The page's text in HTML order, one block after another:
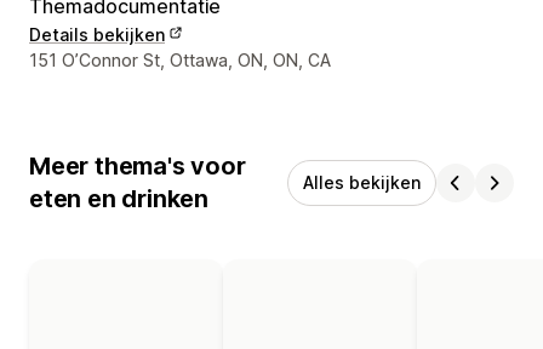
Themadocumentatie
Details bekijken
Contactgegevens ontwerper
151 O’Connor St, Ottawa, ON, ON, CA
Meer thema's voor
eten en drinken
Alles bekijken